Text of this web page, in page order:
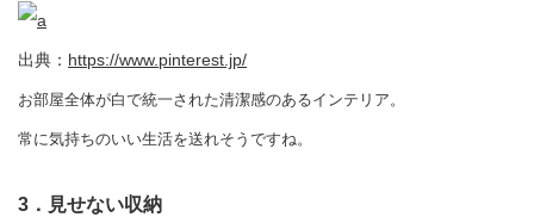
出典： https://www.pinterest.jp/
お部屋全体が白で統一された清潔感のあるインテリア。
常に気持ちのいい生活を送れそうですね。
3．見せない収納